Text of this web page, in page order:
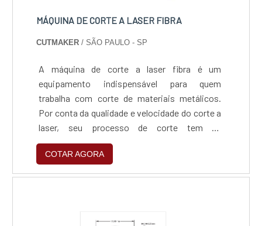
inovadora, padrões possíveis por contar com
realizadas as atividades e estrutura suficiente
unido a um time com equipe técnica e
profissionais qualificados para atender as
sucesso de cada cliente de ponta a ponta..
MÁQUINA DE CORTE A LASER FIBRA
CUTMAKER / SÃO PAULO - SP
A máquina de corte a laser fibra é um
equipamento indispensável para quem
trabalha com corte de materiais metálicos.
Por conta da qualidade e velocidade do corte a
laser, seu processo de corte tem se
popularizado cada vez mais. O corte a laser é
um processo de corte térmico, produzido
através da incidência de um feixe de luz
COTAR AGORA